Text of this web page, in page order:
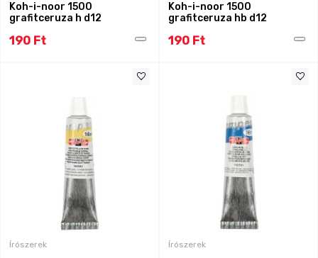
Koh-i-noor 1500
grafitceruza h d12
190 Ft
Koh-i-noor 1500
grafitceruza hb d12
190 Ft
Írószerek Írószerek